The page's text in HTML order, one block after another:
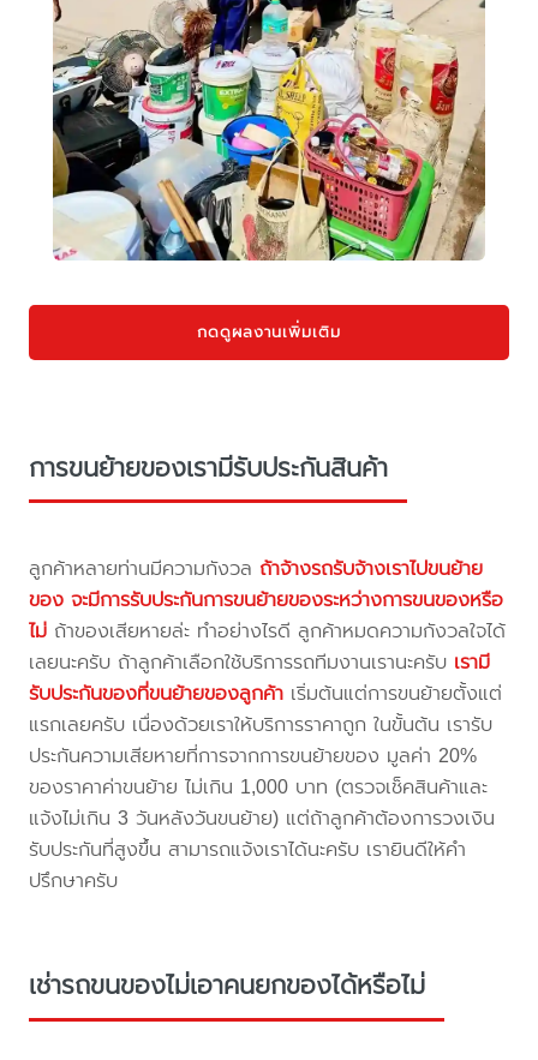
กดดูผลงานเพิ่มเติม
การขนย้ายของเรามีรับประกันสินค้า
ลูกค้าหลายท่านมีความกังวล ถ้าจ้างรถรับจ้างเราไปขนย้าย
ของ จะมีการรับประกันการขนย้ายของระหว่างการขนของหรือ
ไม่ ถ้าของเสียหายล่ะ ทำอย่างไรดี ลูกค้าหมดความกังวลใจได้
เลยนะครับ ถ้าลูกค้าเลือกใช้บริการรถทีมงานเรานะครับ เรามี
รับประกันของที่ขนย้ายของลูกค้า เริ่มต้นแต่การขนย้ายตั้งแต่
แรกเลยครับ เนื่องด้วยเราให้บริการราคาถูก ในขั้นต้น เรารับ
ประกันความเสียหายที่การจากการขนย้ายของ มูลค่า 20%
ของราคาค่าขนย้าย ไม่เกิน 1,000 บาท (ตรวจเช็คสินค้าและ
แจ้งไม่เกิน 3 วันหลังวันขนย้าย) แต่ถ้าลูกค้าต้องการวงเงิน
รับประกันที่สูงขึ้น สามารถแจ้งเราได้นะครับ เรายินดีให้คำ
ปรึกษาครับ
เช่ารถขนของไม่เอาคนยกของได้หรือไม่